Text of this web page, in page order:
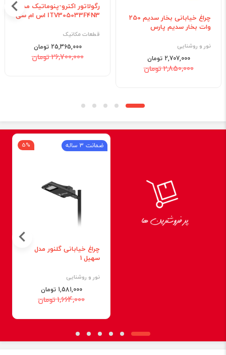
چراغ خیابانی بخار سدیم 250
وات بخار سدیم پارس
نور و روشنایی
2,707,000 تومان
2,850,000 تومان
رگولاتور اکترو-پنوماتیک مدل
ITV305033F4N3 اس ام سی
قطعات مکانیک
25,365,000 تومان
26,700,000 تومان
ضمانت 3 ساله 5%
چراغ خیابانی گلنور مدل
سهیل 1
نور و روشنایی
1,581,000 تومان
1,664,000 تومان